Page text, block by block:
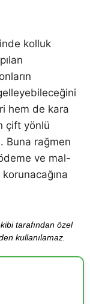
kolluk
hem de kara
çift yönlü
Buna rağmen
ve mal-
tarafından özel
kullanılamaz.